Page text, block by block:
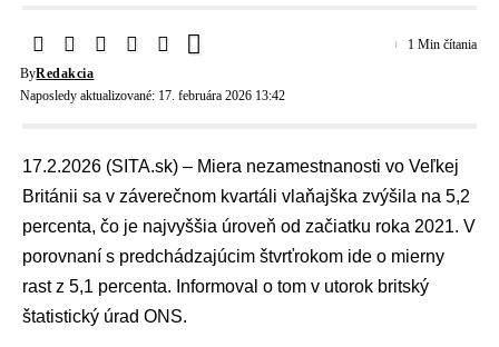
Naposledy aktualizované: 17. februára 2026 13:42
ByRedakcia
1 Min čítania
17.2.2026 (SITA.sk) – Miera nezamestnanosti vo Veľkej
Británii sa v záverečnom kvartáli vlaňajška zvýšila na 5,2
percenta, čo je najvyššia úroveň od začiatku roka 2021. V
porovnaní s predchádzajúcim štvrťrokom ide o mierny
rast z 5,1 percenta. Informoval o tom v utorok britský
štatistický úrad ONS.